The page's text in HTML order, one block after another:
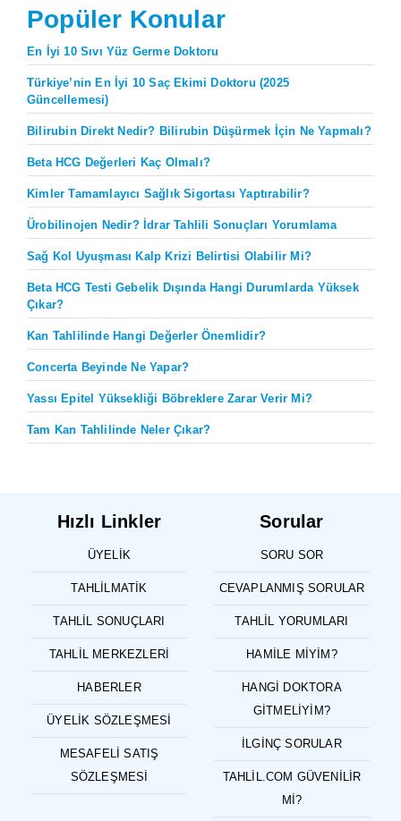
Popüler Konular
En İyi 10 Sıvı Yüz Germe Doktoru
Türkiye’nin En İyi 10 Saç Ekimi Doktoru (2025
Güncellemesi)
Bilirubin Direkt Nedir? Bilirubin Düşürmek İçin Ne Yapmalı?
Beta HCG Değerleri Kaç Olmalı?
Kimler Tamamlayıcı Sağlık Sigortası Yaptırabilir?
Ürobilinojen Nedir? İdrar Tahlili Sonuçları Yorumlama
Sağ Kol Uyuşması Kalp Krizi Belirtisi Olabilir Mi?
Beta HCG Testi Gebelik Dışında Hangi Durumlarda Yüksek
Çıkar?
Kan Tahlilinde Hangi Değerler Önemlidir?
Concerta Beyinde Ne Yapar?
Yassı Epitel Yüksekliği Böbreklere Zarar Verir Mi?
Tam Kan Tahlilinde Neler Çıkar?
Hızlı Linkler
ÜYELIK
TAHLILMATIK
TAHLIL SONUÇLARI
TAHLIL MERKEZLERI
HABERLER
ÜYELIK SÖZLEŞMESI
MESAFELI SATIŞ
SÖZLEŞMESI
Sorular
SORU SOR
CEVAPLANMIŞ SORULAR
TAHLIL YORUMLARI
HAMILE MIYIM?
HANGI DOKTORA
GITMELIYIM?
İLGINÇ SORULAR
TAHLIL.COM GÜVENILIR
MI?